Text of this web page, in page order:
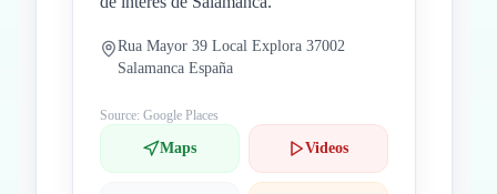
Rua Mayor 39 Local Explora 37002
Salamanca España
Source: Google Places
Maps Videos